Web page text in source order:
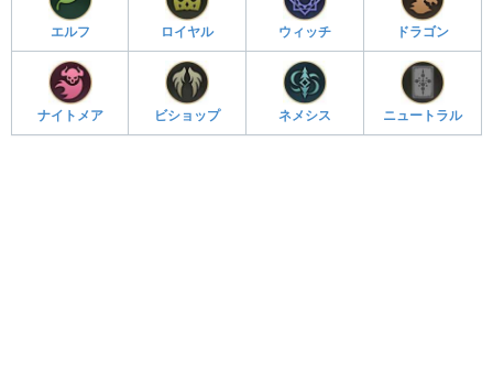
エルフ ロイヤル ウィッチ ドラゴン
ナイトメア ビショップ ネメシス ニュートラル